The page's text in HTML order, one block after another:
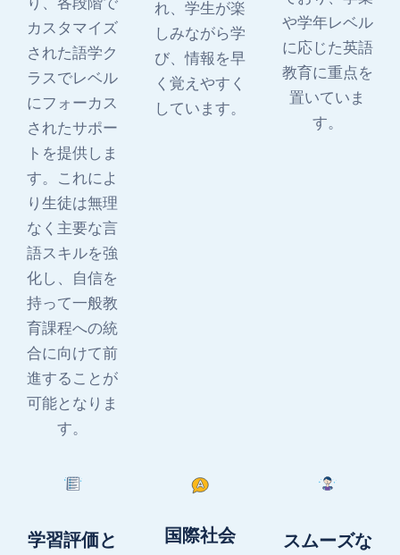
カスタマイズ
された語学ク
ラスでレベル
にフォーカス
されたサポー
トを提供しま
す。これによ
り生徒は無理
なく主要な言
語スキルを強
化し、自信を
持って一般教
育課程への統
合に向けて前
進することが
可能となりま
す。
れ、学生が楽
しみながら学
び、情報を早
く覚えやすく
しています。
や学年レベル
に応じた英語
教育に重点を
置いていま
す。
学習評価と
国際社会
スムーズな